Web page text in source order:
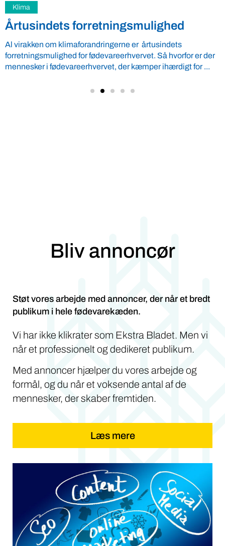
Uncategorized
Må man godt harve en stork ned i
landbruget?
”Harv lortet ned”, skrev en borger på Maskinbladets
facebookside, da de delte en video af en stork på en mark ...
Bliv annoncør
Støt vores arbejde med annoncer, der når et bredt
publikum i hele fødevarekæden.
Vi har ikke klikrater som Ekstra Bladet. Men vi
når et professionelt og dedikeret publikum.
Med annoncer hjælper du vores arbejde og
formål, og du når et voksende antal af de
mennesker, der skaber fremtiden.
Læs mere